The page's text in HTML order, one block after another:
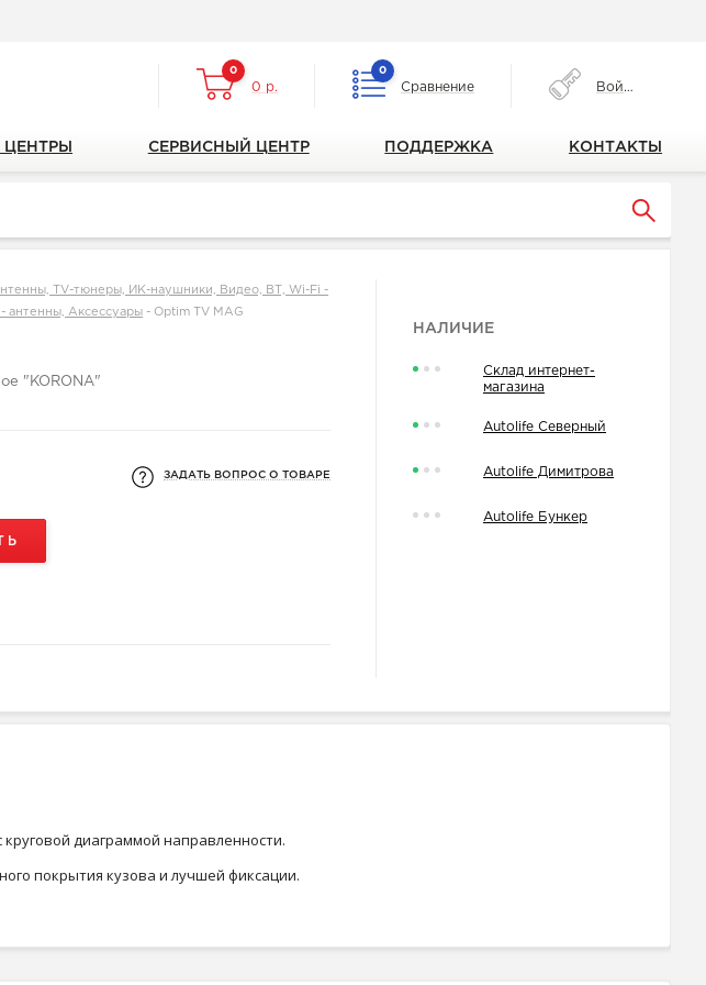
0
0 р.
0
Сравнение Войти
СЕРВИСНЫЙ ЦЕНТР ПОДДЕРЖКА КОНТАКТЫ
антенны, TV-тюнеры, ИК-наушники, Видео, ВТ, Wi-Fi -
- антенны, Аксессуары - Optim TV MAG
"KORONA"
ЗАДАТЬ ВОПРОС О ТОВАРЕ
НАЛИЧИЕ
Склад интернет-
магазина
Autolife Северный
Autolife Димитрова
Autolife Бункер
диаграммой направленности.
покрытия кузова и лучшей фиксации.